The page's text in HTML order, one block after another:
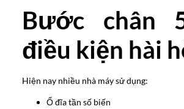
Bước chân
điều kiện hài
Hiện nay nhiều nhà máy sử dụng:
Ổ đĩa tần số biến